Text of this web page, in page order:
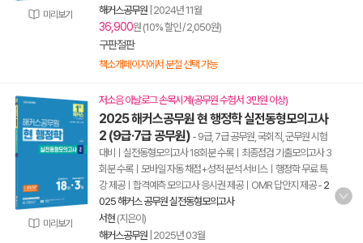
미리보기
해커스공무원 2024년 11월
36,900원 (10% 할인 / 2,050원)
구판절판
책소개페이지에서 분철 선택 가능
미리보기
저소음 아날로그 손목시계(공무원 수험서 3만원 이상)
2025 해커스공무원 현 행정학 실전동형모의고사
2 (9급·7급 공무원) - 9급, 7급 공무원, 국회직, 군무원 시험
대비ㅣ실전동형모의고사 18회분 수록ㅣ최종점검 기출모의고사 3
회분 수록ㅣ모바일 자동 채점+성적 분석 서비스ㅣ행정학 무료 특
강 제공ㅣ합격예측 모의고사 응시권 제공ㅣOMR 답안지 제공- 2
025 해커스 공무원 실전동형모의고사
서현 (지은이)
해커스공무원 2025년 03월